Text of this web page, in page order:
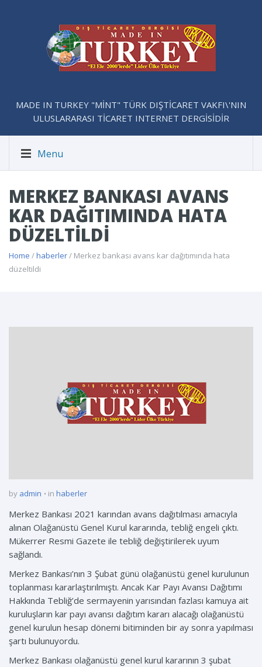
MADE IN TURKEY "MİNT" TÜRK DIŞTİCARET VAKFI\'NIN
ULUSLARARASI TİCARET INTERNET DERGİSİDİR
Menu
MERKEZ BANKASI AVANS
KAR DAĞITIMINDA HATA
DÜZELTILDI
Home /haberler/ Merkez bankası avans kar dağıtımında hata
düzeltildi
by admin in haberler
Merkez Bankası 2021 karından avans dağıtılması amacıyla
alınan Olağanüstü Genel Kurul kararında, tebliğ engeli çıktı.
Mükerrer Resmi Gazete ile tebliğ değiştirilerek uyum
sağlandı.
Merkez Bankası’nın 3 Şubat günü olağanüstü genel kurulunun
toplanması kararlaştırılmıştı. Ancak Kar Payı Avansı Dağıtımı
Hakkında Tebliğ’de sermayenin yarısından fazlası kamuya ait
kuruluşların kar payı avansı dağıtım kararı alacağı olağanüstü
genel kurulun hesap dönemi bitiminden bir ay sonra yapılması
şartı bulunuyordu.
Merkez Bankası olağanüstü genel kurul kararının 3 şubat